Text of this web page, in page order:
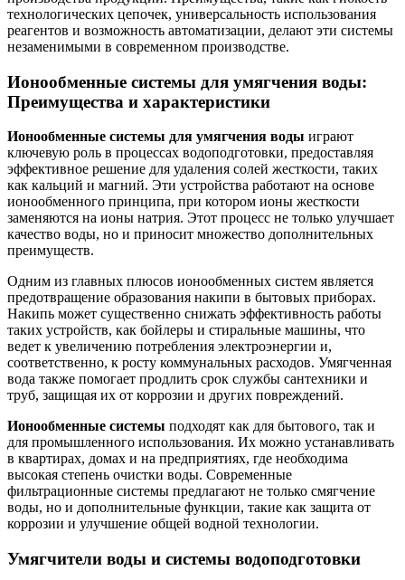
технологических цепочек, универсальность использования
реагентов и возможность автоматизации, делают эти системы
незаменимыми в современном производстве.
Ионообменные системы для умягчения воды:
Преимущества и характеристики
Ионообменные системы для умягчения воды играют
ключевую роль в процессах водоподготовки, предоставляя
эффективное решение для удаления солей жесткости, таких
как кальций и магний. Эти устройства работают на основе
ионообменного принципа, при котором ионы жесткости
заменяются на ионы натрия. Этот процесс не только улучшает
качество воды, но и приносит множество дополнительных
преимуществ.
Одним из главных плюсов ионообменных систем является
предотвращение образования накипи в бытовых приборах.
Накипь может существенно снижать эффективность работы
таких устройств, как бойлеры и стиральные машины, что
ведет к увеличению потребления электроэнергии и,
соответственно, к росту коммунальных расходов. Умягченная
вода также помогает продлить срок службы сантехники и
труб, защищая их от коррозии и других повреждений.
Ионообменные системы подходят как для бытового, так и
для промышленного использования. Их можно устанавливать
в квартирах, домах и на предприятиях, где необходима
высокая степень очистки воды. Современные
фильтрационные системы предлагают не только смягчение
воды, но и дополнительные функции, такие как защита от
коррозии и улучшение общей водной технологии.
Умягчители воды и системы водоподготовки